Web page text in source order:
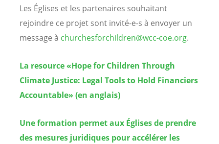
Les Églises et les partenaires souhaitant
rejoindre ce projet sont invité-e-s à envoyer un
message à churchesforchildren@wcc-coe.org.
La resource «Hope for Children Through
Climate Justice: Legal Tools to Hold Financiers
Accountable» (en anglais)
Une formation permet aux Églises de prendre
des mesures juridiques pour accélérer les